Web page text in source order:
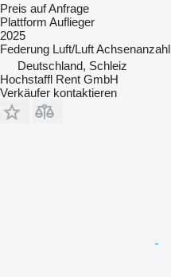
Preis auf Anfrage
Plattform Auflieger
2025
Federung Luft/LuftAchsenanzahl
Deutschland, Schleiz
Hochstaffl Rent GmbH
Verkäufer kontaktieren